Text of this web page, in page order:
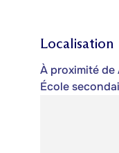
Localisation
À proximité de
École